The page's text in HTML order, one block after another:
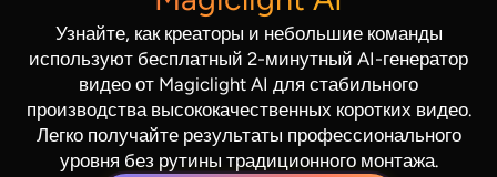
Узнайте, как креаторы и небольшие команды
используют бесплатный 2-минутный AI-генератор
видео от Magiclight AI для стабильного
производства высококачественных коротких видео.
Легко получайте результаты профессионального
уровня без рутины традиционного монтажа.